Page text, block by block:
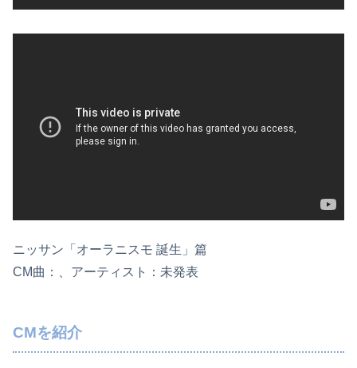
ニッサン「オーラニスモ 誕生」篇
CM曲：、アーティスト：未発表
CMを紹介